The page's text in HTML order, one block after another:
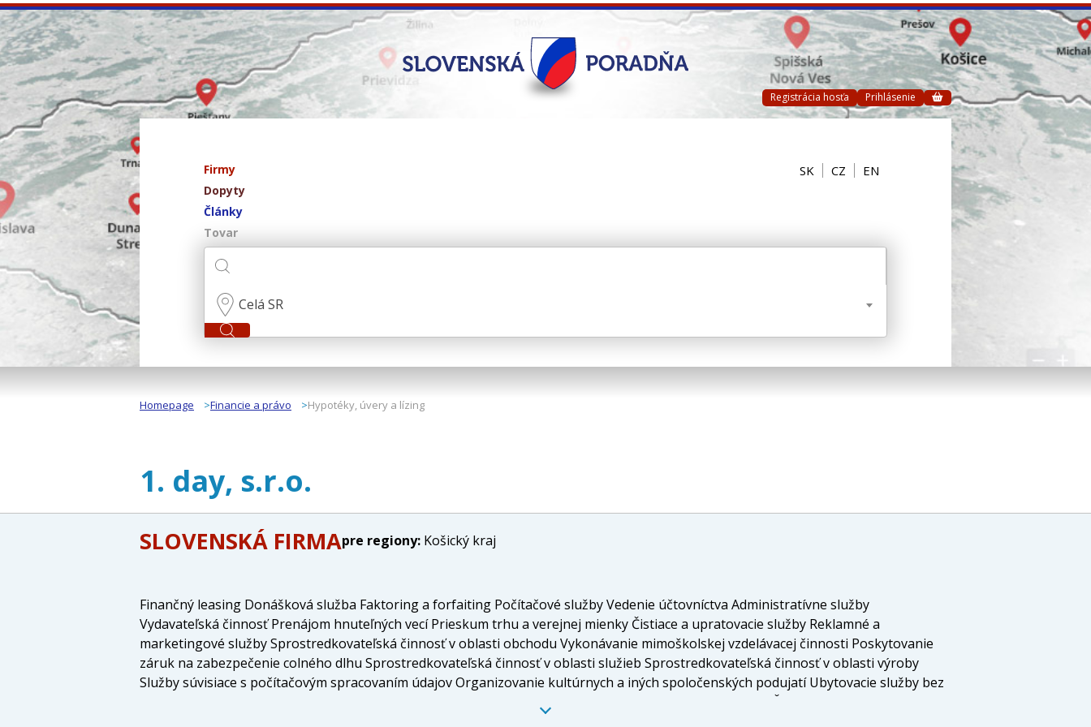
Registrácia hosťa Prihlásenie
Firmy
Dopyty
Články
Tovar
SK CZ EN
Celá SR
Homepage Financie a právo Hypotéky, úvery a lízing
1. day, s.r.o.
SLOVENSKÁ FIRMApre regiony: Košický kraj
Finančný leasing Donášková služba Faktoring a forfaiting Počítačové služby Vedenie účtovníctva Administratívne služby
Vydavateľská činnosť Prenájom hnuteľných vecí Prieskum trhu a verejnej mienky Čistiace a upratovacie služby Reklamné a
marketingové služby Sprostredkovateľská činnosť v oblasti obchodu Vykonávanie mimoškolskej vzdelávacej činnosti Poskytovanie
záruk na zabezpečenie colného dlhu Sprostredkovateľská činnosť v oblasti služieb Sprostredkovateľská činnosť v oblasti výroby
Služby súvisiace s počítačovým spracovaním údajov Organizovanie kultúrnych a iných spoločenských podujatí Ubytovacie služby bez
poskytovania pohostinských činností Prevádzkovanie kultúrnych, spoločenských a zábavných zariadení Činnosť podnikateľských,